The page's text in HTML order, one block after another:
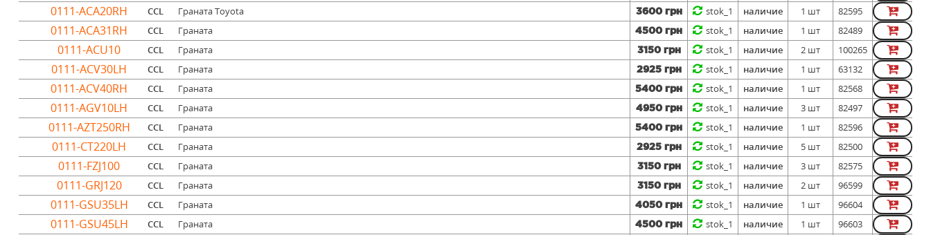
0111-ACA20RH CCL Граната Toyota 3600 грн stok_1 наличие 1 шт 82595
0111-ACA31RH CCL Граната 4500 грн stok_1 наличие 1 шт 82489
0111-ACU10 CCL Граната 3150 грн stok_1 наличие 2 шт 100265
0111-ACV30LH CCL Граната 2925 грн stok_1 наличие 1 шт 63132
0111-ACV40RH CCL Граната 5400 грн stok_1 наличие 1 шт 82568
0111-AGV10LH CCL Граната 4950 грн stok_1 наличие 3 шт 82497
0111-AZT250RH CCL Граната 5400 грн stok_1 наличие 1 шт 82596
0111-CT220LH CCL Граната 2925 грн stok_1 наличие 5 шт 82500
0111-FZJ100 CCL Граната 3150 грн stok_1 наличие 3 шт 82575
0111-GRJ120 CCL Граната 3150 грн stok_1 наличие 2 шт 96599
0111-GSU35LH CCL Граната 4050 грн stok_1 наличие 1 шт 96604
0111-GSU45LH CCL Граната 4500 грн stok_1 наличие 1 шт 96603